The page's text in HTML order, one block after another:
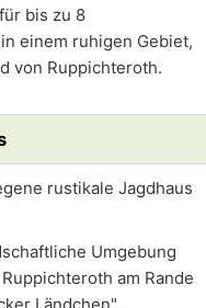
bis zu 8
einem ruhigen Gebiet,
von Ruppichteroth.
rustikale Jagdhaus
Umgebung
am Rande